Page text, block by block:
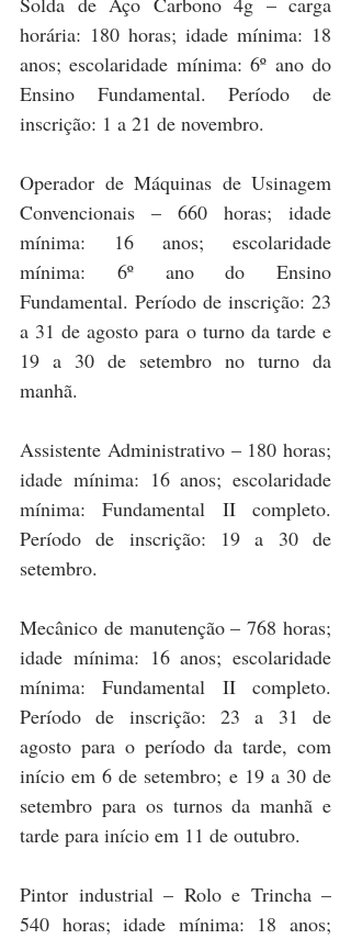
horária: 180 horas; idade mínima: 18
anos; escolaridade mínima: 6º ano do
Ensino Fundamental. Período de
inscrição: 1 a 21 de novembro.
Operador de Máquinas de Usinagem
Convencionais – 660 horas; idade
mínima: 16 anos; escolaridade
mínima: 6º ano do Ensino
Fundamental. Período de inscrição: 23
a 31 de agosto para o turno da tarde e
19 a 30 de setembro no turno da
manhã.
Assistente Administrativo – 180 horas;
idade mínima: 16 anos; escolaridade
mínima: Fundamental II completo.
Período de inscrição: 19 a 30 de
setembro.
Mecânico de manutenção – 768 horas;
idade mínima: 16 anos; escolaridade
mínima: Fundamental II completo.
Período de inscrição: 23 a 31 de
agosto para o período da tarde, com
início em 6 de setembro; e 19 a 30 de
setembro para os turnos da manhã e
tarde para início em 11 de outubro.
Pintor industrial – Rolo e Trincha –
540 horas; idade mínima: 18 anos;